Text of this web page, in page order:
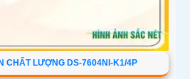
CHẤT LƯỢNG DS-7604NI-K1/4P